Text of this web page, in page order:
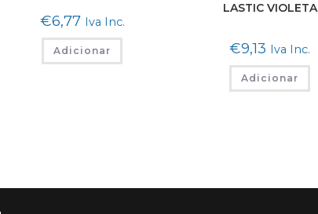
€6,77 Iva Inc.
Adicionar
LASTIC VIOLETA
€9,13 Iva Inc.
Adicionar